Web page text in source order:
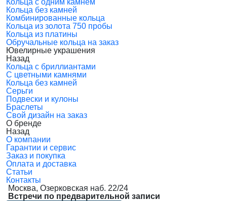
Кольца с одним камнем
Кольца без камней
Комбинированные кольца
Кольца из золота 750 пробы
Кольца из платины
Обручальные кольца на заказ
Ювелирные украшения
Назад
Кольца с бриллиантами
С цветными камнями
Кольца без камней
Серьги
Подвески и кулоны
Браслеты
Свой дизайн на заказ
О бренде
Назад
О компании
Гарантии и сервис
Заказ и покупка
Оплата и доставка
Статьи
Контакты
Москва, Озерковская наб. 22/24
Встречи по предварительной записи